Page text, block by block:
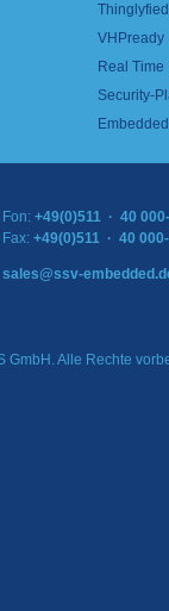
VHPready
Real
Security-
Fon: +49(0)511 · 40
Fax: +49(0)511 · 40
sales@ssv-
GmbH. Alle Rechte